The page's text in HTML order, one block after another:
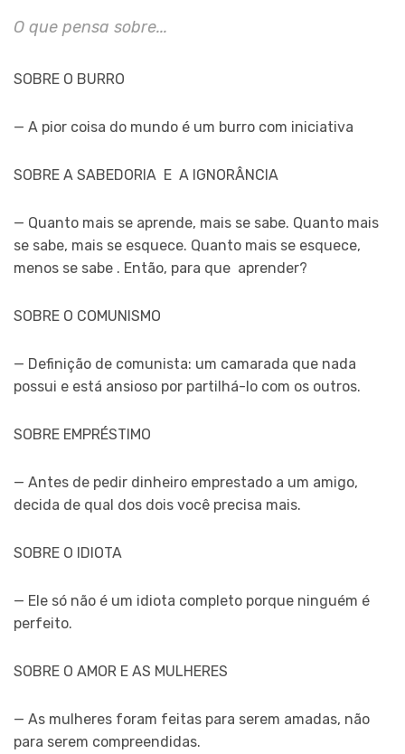
O que pensa sobre...
SOBRE O BURRO
— A pior coisa do mundo é um burro com iniciativa
SOBRE A SABEDORIA E A IGNORÂNCIA
— Quanto mais se aprende, mais se sabe. Quanto mais
se sabe, mais se esquece. Quanto mais se esquece,
menos se sabe . Então, para que aprender?
SOBRE O COMUNISMO
— Definição de comunista: um camarada que nada
possui e está ansioso por partilhá-lo com os outros.
SOBRE EMPRÉSTIMO
— Antes de pedir dinheiro emprestado a um amigo,
decida de qual dos dois você precisa mais.
SOBRE O IDIOTA
— Ele só não é um idiota completo porque ninguém é
perfeito.
SOBRE O AMOR E AS MULHERES
— As mulheres foram feitas para serem amadas, não
para serem compreendidas.